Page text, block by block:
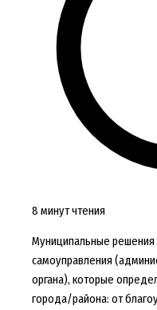
8 минут чтения
Муниципальные
самоуправления
органа), которые
города/района: от